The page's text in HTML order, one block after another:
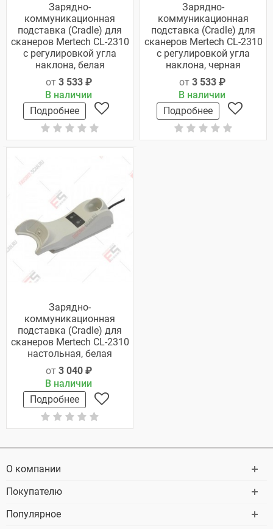
Зарядно-
коммуникационная
подставка (Cradle) для
сканеров Mertech CL-2310
c регулировкой угла
наклона, белая
от 3 533 ₽
В наличии
Подробнее
Зарядно-
коммуникационная
подставка (Cradle) для
сканеров Mertech CL-2310
с регулировкой угла
наклона, черная
от 3 533 ₽
В наличии
Подробнее
Зарядно-
коммуникационная
подставка (Cradle) для
сканеров Mertech CL-2310
настольная, белая
от 3 040 ₽
В наличии
Подробнее
О компании
Покупателю
Популярное